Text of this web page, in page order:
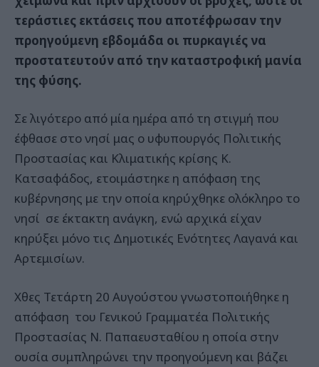
τεράστιες εκτάσεις που αποτέφρωσαν την
προηγούμενη εβδομάδα οι πυρκαγιές να
προστατευτούν από την καταστροφική μανία
της φύσης.
Σε λιγότερο από μία ημέρα από τη στιγμή που
έφθασε στο νησί μας ο υφυπουργός Πολιτικής
Προστασίας και Κλιματικής κρίσης Κ.
Κατσαφάδος, ετοιμάστηκε η απόφαση της
κυβέρνησης με την οποία κηρύχθηκε ολόκληρο το
νησί σε έκτακτη ανάγκη, ενώ αρχικά είχαν
κηρύξει μόνο τις Δημοτικές Ενότητες Λαγανά και
Αρτεμισίων.
Χθες Τετάρτη 20 Αυγούστου γνωστοποιήθηκε η
απόφαση του Γενικού Γραμματέα Πολιτικής
Προστασίας Ν. Παπαευσταθίου η οποία στην
ουσία συμπληρώνει την προηγούμενη και βάζει